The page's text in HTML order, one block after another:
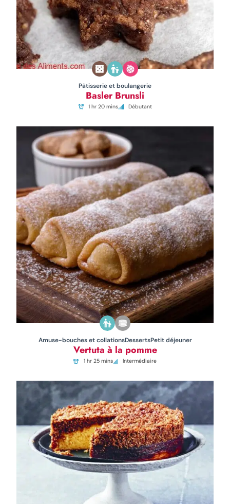
Pâtisserie et boulangerie
Basler Brunsli
1 hr 20 mins Débutant
Amuse-bouches et collationsDessertsPetit déjeuner
Vertuta à la pomme
1 hr 25 mins Intermédiaire